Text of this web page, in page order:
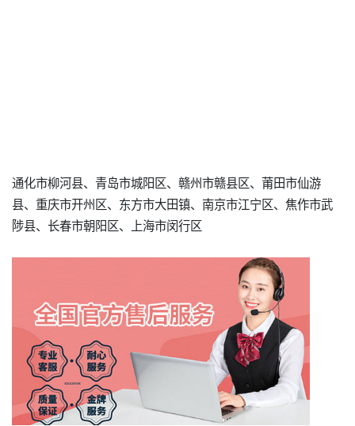
通化市柳河县、青岛市城阳区、赣州市赣县区、莆田市仙游
县、重庆市开州区、东方市大田镇、南京市江宁区、焦作市武
陟县、长春市朝阳区、上海市闵行区